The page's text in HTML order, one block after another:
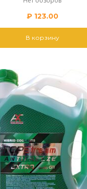
₽123.00
В корзину